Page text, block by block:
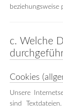
beziehungsweise
c. Welche
Cookies
Unsere
sind